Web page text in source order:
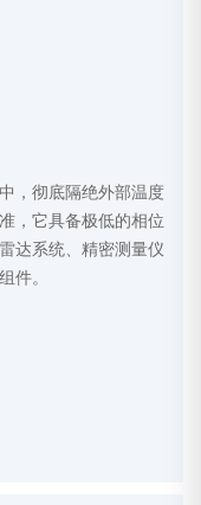
，彻底隔绝外部温度
，它具备极低的相位
达系统、精密测量仪
件。